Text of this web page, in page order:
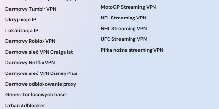
Darmowy Tumblr VPN
Ukryj moje IP
Lokalizacja IP
Darmowy Roblox VPN
Darmowa sieć VPN Craigslist
Darmowy Netflix VPN
Darmowa sieć VPN Disney Plus
Darmowe odblokowanie proxy
Generator losowych haseł
Urban Adblocker
MotoGP Streaming VPN
NFL Streaming VPN
NHL Streaming VPN
UFC Streaming VPN
Piłka nożna streaming VPN